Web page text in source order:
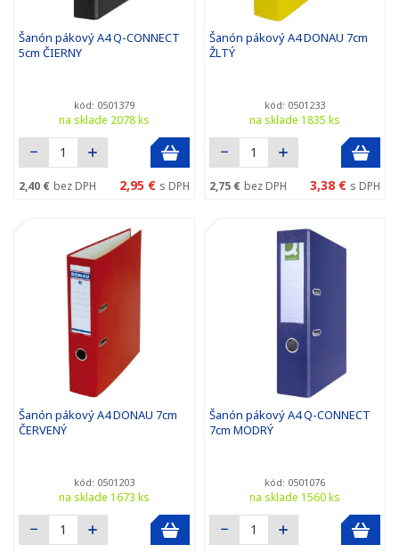
Šanón pákový A4 Q-CONNECT
5cm ČIERNY
kód: 0501379
na sklade 2078 ks
2,40 € bez DPH 2,95 € s DPH
Šanón pákový A4 DONAU 7cm
ŽLTÝ
kód: 0501233
na sklade 1835 ks
2,75 € bez DPH 3,38 € s DPH
Šanón pákový A4 DONAU 7cm
ČERVENÝ
kód: 0501203
na sklade 1673 ks
Šanón pákový A4 Q-CONNECT
7cm MODRÝ
kód: 0501076
na sklade 1560 ks